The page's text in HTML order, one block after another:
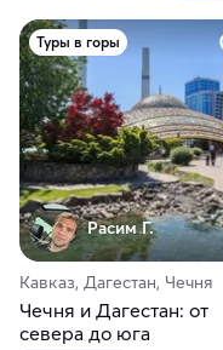
Туры в горы
Расим Г.
Кавказ, Дагестан, Чечня
Чечня и Дагестан: от
севера до юга